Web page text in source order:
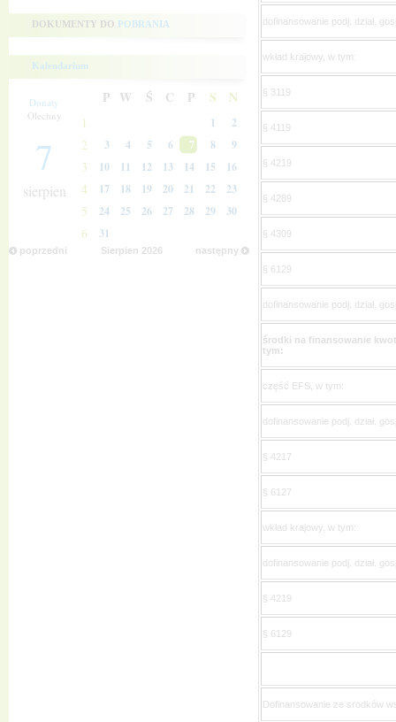
DOKUMENTY DO POBRANIA
Kalendarium
Donaty
Olechny
7
sierpien
P W Ś C P S N
1 1 2
2 3 4 5 6 7 8 9
3 10 11 12 13 14 15 16
4 17 18 19 20 21 22 23
5 24 25 26 27 28 29 30
6 31
poprzedni następny
Sierpien 2026
dofinansowanie podj. dział.
wkład krajowy, w tym:
§ 3119
§ 4119
§ 4219
§ 4289
§ 4309
§ 6129
dofinansowanie podj. dział.
środki na finansowanie
tym:
część EFS, w tym:
dofinansowanie podj. dział.
§ 4217
§ 6127
wkład krajowy, w tym:
dofinansowanie podj. dział.
§ 4219
§ 6129
Dofinansowanie ze srodków